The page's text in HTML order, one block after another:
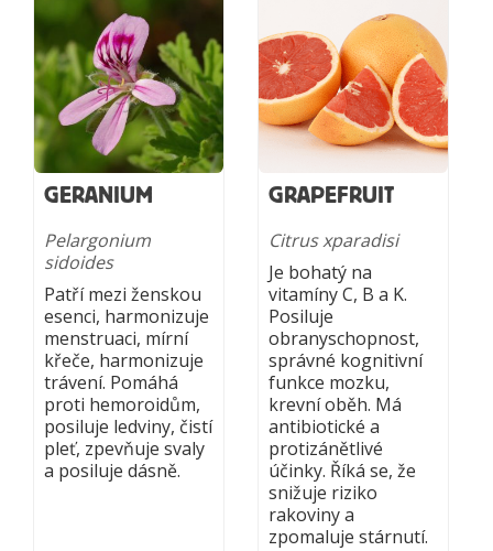
GERANIUM
Pelargonium
sidoides
Patří mezi ženskou
esenci, harmonizuje
menstruaci, mírní
křeče, harmonizuje
trávení. Pomáhá
proti hemoroidům,
posiluje ledviny, čistí
pleť, zpevňuje svaly
a posiluje dásně.
GRAPEFRUIT
Citrus xparadisi
Je bohatý na
vitamíny C, B a K.
Posiluje
obranyschopnost,
správné kognitivní
funkce mozku,
krevní oběh. Má
antibiotické a
protizánětlivé
účinky. Říká se, že
snižuje riziko
rakoviny a
zpomaluje stárnutí.